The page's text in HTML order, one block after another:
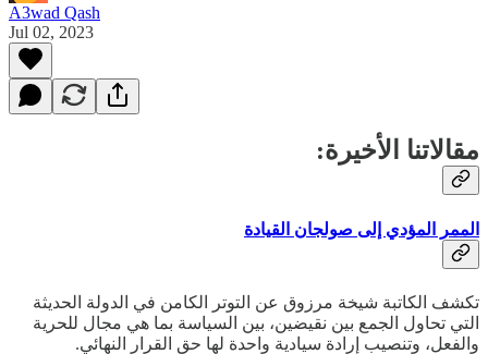
A3wad Qash
Jul 02, 2023
مقالاتنا الأخيرة:
الممر المؤدي إلى صولجان القيادة
تكشف الكاتبة شيخة مرزوق عن التوتر الكامن في الدولة الحديثة
التي تحاول الجمع بين نقيضين، بين السياسة بما هي مجال للحرية
والفعل، وتنصيب إرادة سيادية واحدة لها حق القرار النهائي.